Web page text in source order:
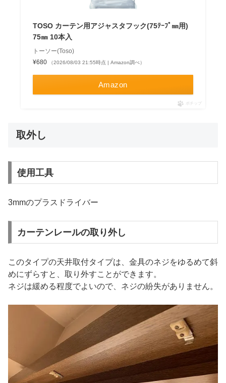
TOSO カーテン用アジャスタフック(75ﾃｰﾌﾟ㎜用)
75㎜ 10本入
トーソー(Toso)
¥680
（2026/08/03 21:55時点 | Amazon調べ）
Amazon
ポチップ
取外し
使用工具
3mmのプラスドライバー
カーテンレールの取り外し
このタイプの天井取付タイプは、金具のネジをゆるめて斜
めにずらすと、取り外すことができます。
ネジは緩める程度でよいので、ネジの紛失がありません。